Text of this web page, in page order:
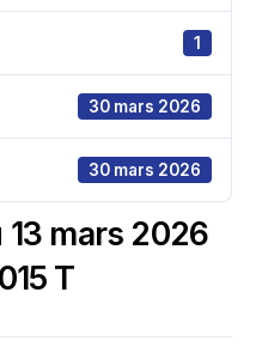
1
30 mars 2026
30 mars 2026
mars 2026
T